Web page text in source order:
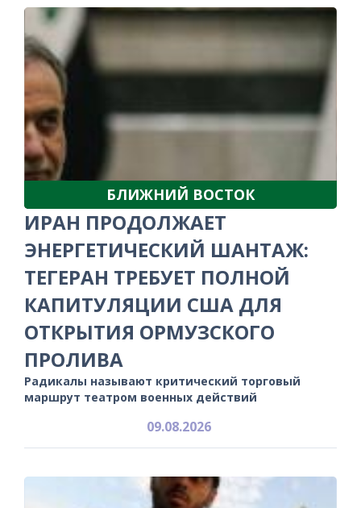
БЛИЖНИЙ ВОСТОК
ИРАН ПРОДОЛЖАЕТ
ЭНЕРГЕТИЧЕСКИЙ ШАНТАЖ:
ТЕГЕРАН ТРЕБУЕТ ПОЛНОЙ
КАПИТУЛЯЦИИ США ДЛЯ
ОТКРЫТИЯ ОРМУЗСКОГО
ПРОЛИВА
Радикалы называют критический торговый
маршрут театром военных действий
09.08.2026